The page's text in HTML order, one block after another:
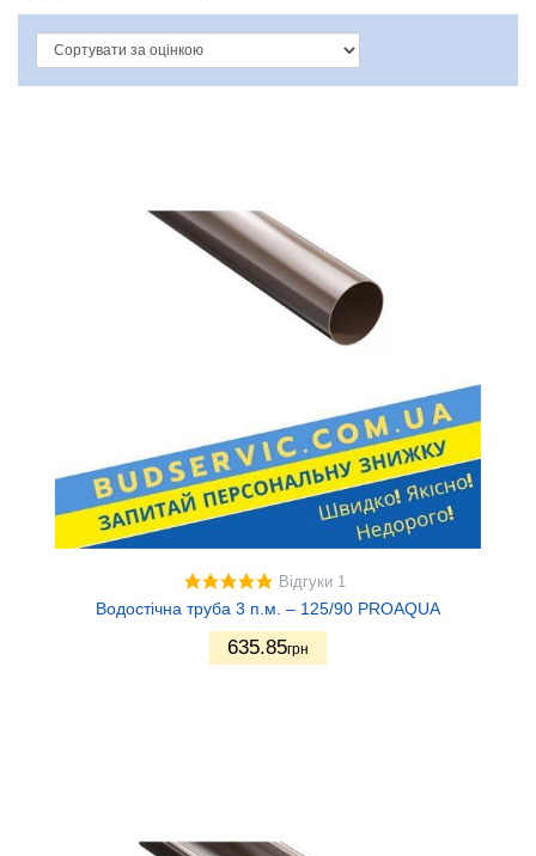
Відгуки 1
Водостічна труба 3 п.м. – 125/90 PROAQUA
635.85грн